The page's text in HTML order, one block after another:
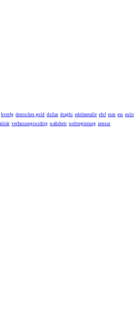
bverfg deutsches gold dollar draghi edelmetalle efsf esm eu
verfassungswidrig wahrheit weltregierung zensur